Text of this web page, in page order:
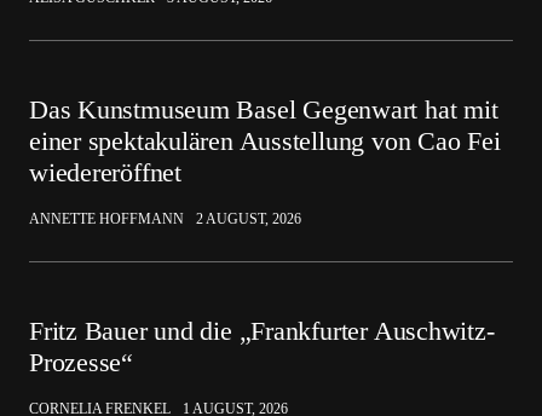
Das Kunstmuseum Basel Gegenwart hat mit
einer spektakulären Ausstellung von Cao Fei
wiedereröffnet
ANNETTE HOFFMANN 2 AUGUST, 2026
Fritz Bauer und die „Frankfurter Auschwitz-
Prozesse“
CORNELIA FRENKEL 1 AUGUST, 2026